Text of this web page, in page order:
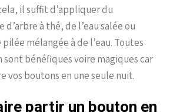
il suffit d’appliquer du
à thé, de l’eau salée ou
mélangée à de l’eau. Toutes
sont bénéfiques voire magiques car
vos boutons en une seule nuit.
partir un bouton en